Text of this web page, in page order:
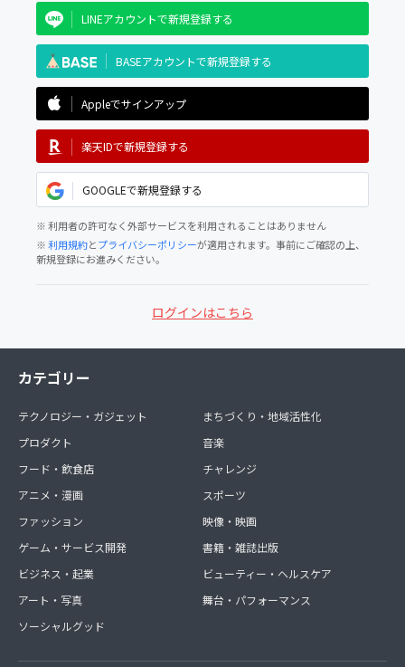
LINEアカウントで新規登録する
BASEアカウントで新規登録する
Appleでサインアップ
楽天IDで新規登録する
GOOGLEで新規登録する
※ 利用者の許可なく外部サービスを利用されることはありません
※利用規約とプライバシーポリシーが適用されます。事前にご確認の上、
新規登録にお進みください。
ログインはこちら
カテゴリー
テクノロジー・ガジェット
プロダクト
フード・飲食店
アニメ・漫画
ファッション
ゲーム・サービス開発
ビジネス・起業
アート・写真
ソーシャルグッド
まちづくり・地域活性化
音楽
チャレンジ
スポーツ
映像・映画
書籍・雑誌出版
ビューティー・ヘルスケア
舞台・パフォーマンス